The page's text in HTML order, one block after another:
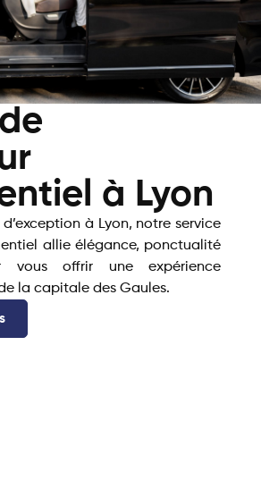
à Lyon
d’exception à Lyon, notre service
allie élégance, ponctualité
vous offrir une expérience
la capitale des Gaules.